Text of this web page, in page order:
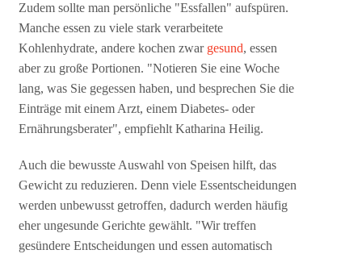
Zudem sollte man persönliche "Essfallen" aufspüren.
Manche essen zu viele stark verarbeitete
Kohlenhydrate, andere kochen zwar gesund, essen
aber zu große Portionen. "Notieren Sie eine Woche
lang, was Sie gegessen haben, und besprechen Sie die
Einträge mit einem Arzt, einem Diabetes- oder
Ernährungsberater", empfiehlt Katharina Heilig.
Auch die bewusste Auswahl von Speisen hilft, das
Gewicht zu reduzieren. Denn viele Essentscheidungen
werden unbewusst getroffen, dadurch werden häufig
eher ungesunde Gerichte gewählt. "Wir treffen
gesündere Entscheidungen und essen automatisch